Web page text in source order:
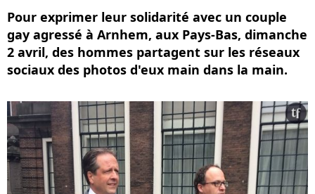
Pour exprimer leur solidarité avec un couple
gay agressé à Arnhem, aux Pays-Bas, dimanche
2 avril, des hommes partagent sur les réseaux
sociaux des photos d'eux main dans la main.